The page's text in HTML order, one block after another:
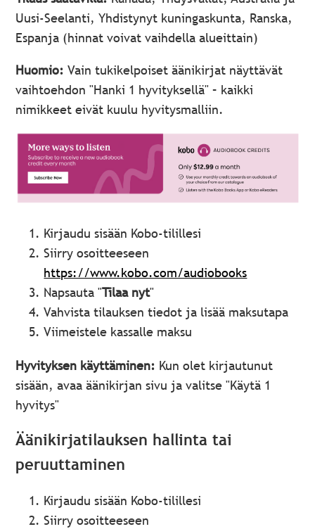
Uusi-Seelanti, Yhdistynyt kuningaskunta, Ranska,
Espanja (hinnat voivat vaihdella alueittain)
Huomio:Vain tukikelpoiset äänikirjat näyttävät
vaihtoehdon "Hanki 1 hyvityksellä" – kaikki
nimikkeet eivät kuulu hyvitysmalliin.
Kirjaudu sisään Kobo-tilillesi
Siirry osoitteeseen
https://www.kobo.com/audiobooks
Napsauta "Tilaa nyt"
Vahvista tilauksen tiedot ja lisää maksutapa
Viimeistele kassalle maksu
Hyvityksen käyttäminen: Kun olet kirjautunut
sisään, avaa äänikirjan sivu ja valitse "Käytä 1
hyvitys"
Äänikirjatilauksen hallinta tai
peruuttaminen
Kirjaudu sisään Kobo-tilillesi
Siirry osoitteeseen